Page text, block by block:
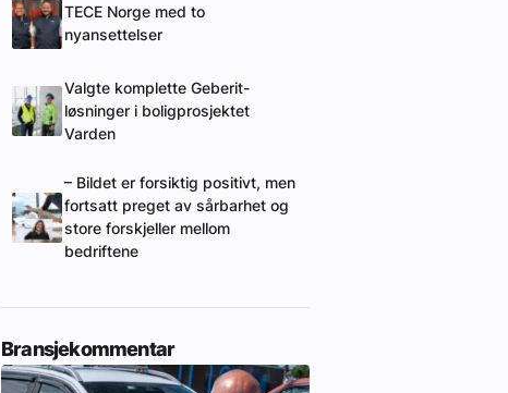
TECE Norge med to
nyansettelser
Valgte komplette Geberit-
løsninger i boligprosjektet
Varden
– Bildet er forsiktig positivt, men
fortsatt preget av sårbarhet og
store forskjeller mellom
bedriftene
Bransjekommentar